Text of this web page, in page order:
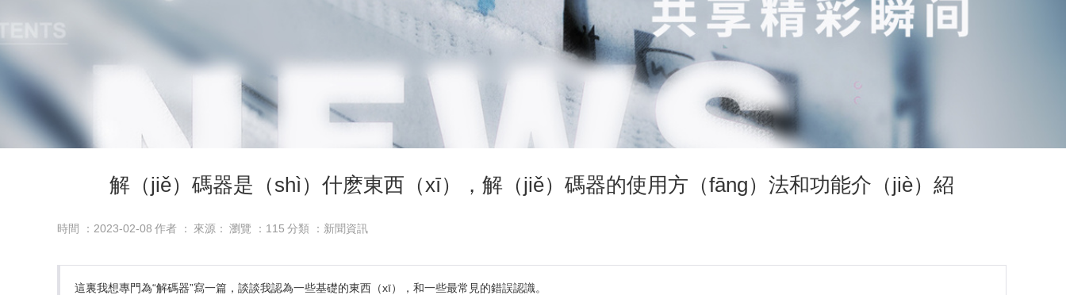
解（jiě）碼器是（shì）什麽東西（xī），解（jiě）碼器的使用方（fāng）法和功能介（jiè）紹
時間 ：2023-02-08 作者 ： 來源： 瀏覽 ： 115 分類 ：新聞資訊
這裏我想專門為“解碼器”寫一篇，談談我認為一些基礎的東西（xī），和一些最常見的錯誤認識。